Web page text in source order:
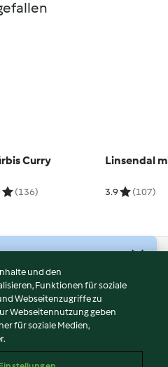
Curry
(136)
Linsendal
3.9 (107)
und den
Funktionen für soziale
Webseitenzugriffe zu
Webseitennutzung geben
für soziale Medien,